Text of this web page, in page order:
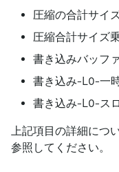
圧縮の合計サイ
圧縮合計サイズ
書き込みバッフ
書き込み-L0-一
書き込み-L0-ス
上記項目の詳細につ
参照してください。